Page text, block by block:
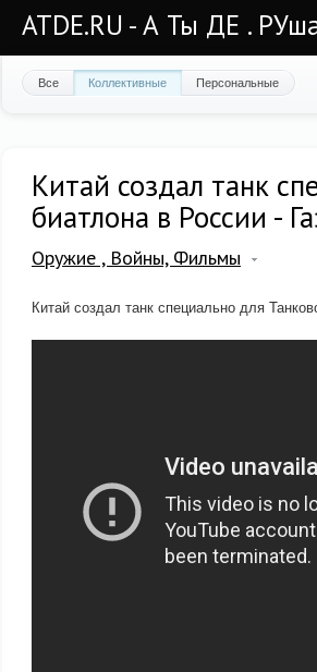
ATDE.RU - А Ты ДЕ .
Все Коллективные Персональные
Китай создал танк
биатлона в России -
Оружие , Войны, Фильмы
Китай создал танк специально для